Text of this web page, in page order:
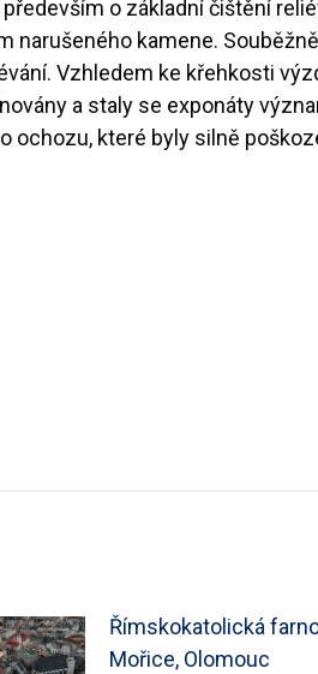
o základní čištění
narušeného kamene.
Vzhledem ke křehkosti
a staly se exponáty
ochozu, které byly silně
Římskokatolická
Mořice, Olomouc